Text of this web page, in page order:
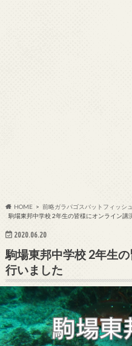
HOME
前略ガラパゴスバットフィッシ
駒場東邦中学校 2年生の皆様にオンライン講
2020.06.20
駒場東邦中学校 2年生
行いました